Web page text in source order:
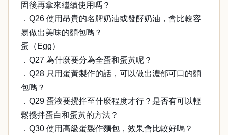
固後再拿來繼續使用嗎？
．Q26 使用昂貴的名牌奶油或發酵奶油，會比較容
易做出美味的麵包嗎？
蛋（Egg）
．Q27 為什麼要分為全蛋和蛋黃呢？
．Q28 只用蛋黃製作的話，可以做出濃郁可口的麵
包嗎？
．Q29 蛋液要攪拌至什麼程度才行？是否有可以輕
鬆攪拌蛋白和蛋黃的方法？
．Q30 使用高級蛋製作麵包，效果會比較好嗎？